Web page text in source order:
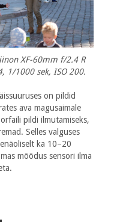
XF-60mm f/2.4 R
1/1000 sek, ISO 200.
on pildid
ava magusaimale
pildi ilmutamiseks,
Selles valguses
ka 10–20
mõõdus sensori ilma